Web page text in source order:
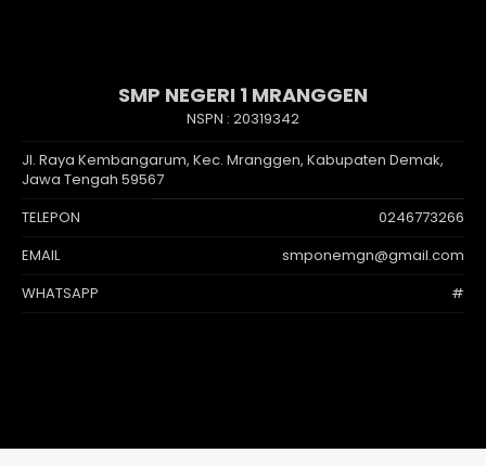
SMP NEGERI 1 MRANGGEN
NSPN : 20319342
Jl. Raya Kembangarum, Kec. Mranggen, Kabupaten Demak,
Jawa Tengah 59567
TELEPON
0246773266
EMAIL
smponemgn@gmail.com
WHATSAPP
#